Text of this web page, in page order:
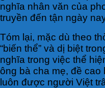
nghĩa nhân văn của
truyền đến tận ngày
Tóm lại, mặc dù theo
“biến thể” và dị biệt
nghĩa trong việc thể
ông bà cha mẹ, đề cao
luôn được người Việt